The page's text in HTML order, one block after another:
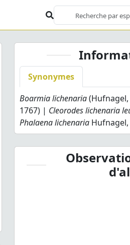
Synonymes
Boarmia lichenaria(Hufnagel,
1767) | Cleorodes lichenaria
Phalaena lichenaria Hufnagel,